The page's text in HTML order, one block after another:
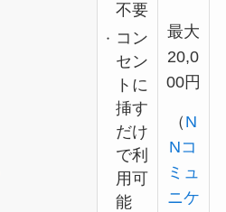
不要
コン
セン
トに
挿す
だけ
で利
用可
能
最大
20,0
00円
（ N
Nコ
ミュ
ニケ